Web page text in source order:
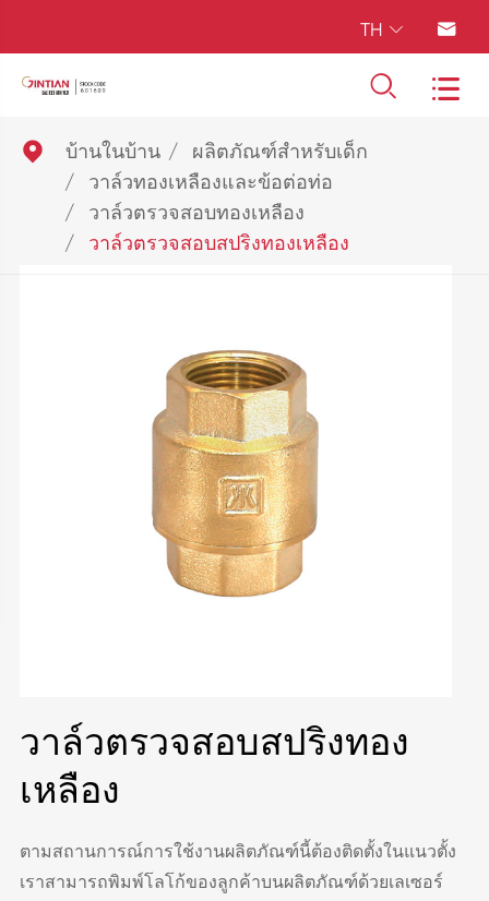
TH  
 
 บ้านในบ้าน
ผลิตภัณฑ์สำหรับเด็ก
วาล์วทองเหลืองและข้อต่อท่อ
วาล์วตรวจสอบทองเหลือง
วาล์วตรวจสอบสปริงทองเหลือง
วาล์วตรวจสอบสปริงทอง
เหลือง
ตามสถานการณ์การใช้งานผลิตภัณฑ์นี้ต้องติดตั้งในแนวตั้ง
เราสามารถพิมพ์โลโก้ของลูกค้าบนผลิตภัณฑ์ด้วยเลเซอร์